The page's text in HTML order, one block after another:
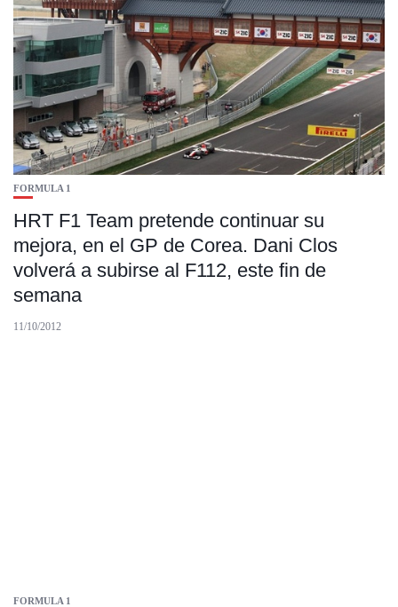
FORMULA 1
HRT F1 Team pretende continuar su
mejora, en el GP de Corea. Dani Clos
volverá a subirse al F112, este fin de
semana
11/10/2012
FORMULA 1